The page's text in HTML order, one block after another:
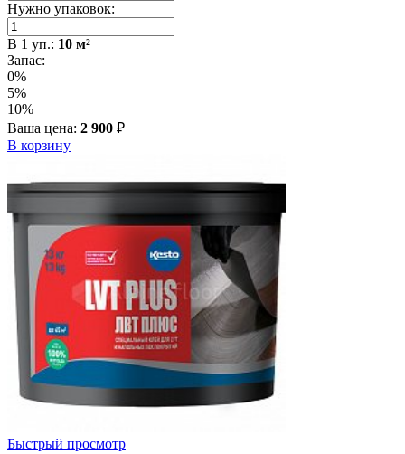
Нужно упаковок:
В 1 уп.: 10 м²
Запас:
0%
5%
10%
Ваша цена: 2 900 ₽
В корзину
Быстрый просмотр